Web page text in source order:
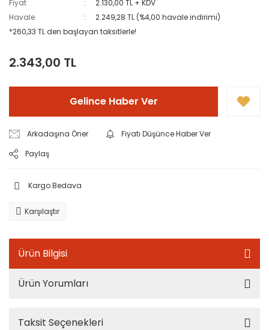
Fiyat
2.130,00 TL + KDV
Havale
2.249,28 TL (%4,00 havale indirimi)
*260,33 TL den başlayan taksitlerle!
2.343,00 TL
Gelince Haber Ver
Arkadaşına Öner
Fiyatı Düşünce Haber Ver
Paylaş
Kargo Bedava
Karşılaştır
Ürün Bilgisi
Ürün Yorumları
Taksit Seçenekleri